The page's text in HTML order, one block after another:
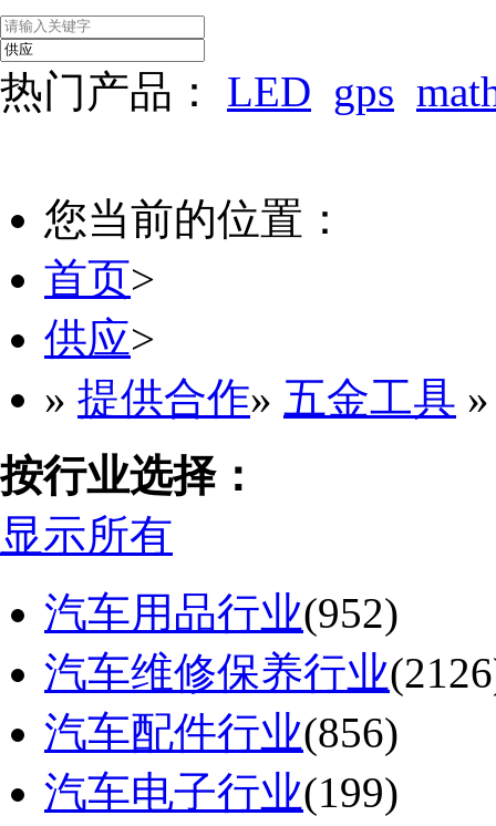
热门产品： LED gps
您当前的位置：
首页>
供应>
» 提供合作» 五金工具
按行业选择：
显示所有
汽车用品行业(952)
汽车维修保养行业
汽车配件行业(856)
汽车电子行业(199)